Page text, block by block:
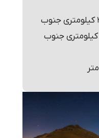
روستای کامو، ۳۵ کیلومتری جنوب
غربی کاشان و ۱۲ کیلومتری جنوب